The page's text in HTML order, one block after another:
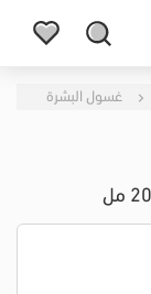
غسول البشرة